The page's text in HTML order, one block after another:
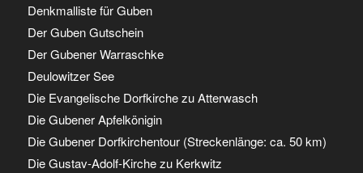
Denkmalliste für Guben
Der Guben Gutschein
Der Gubener Warraschke
Deulowitzer See
Die Evangelische Dorfkirche zu Atterwasch
Die Gubener Apfelkönigin
Die Gubener Dorfkirchentour (Streckenlänge: ca. 50 km)
Die Gustav-Adolf-Kirche zu Kerkwitz